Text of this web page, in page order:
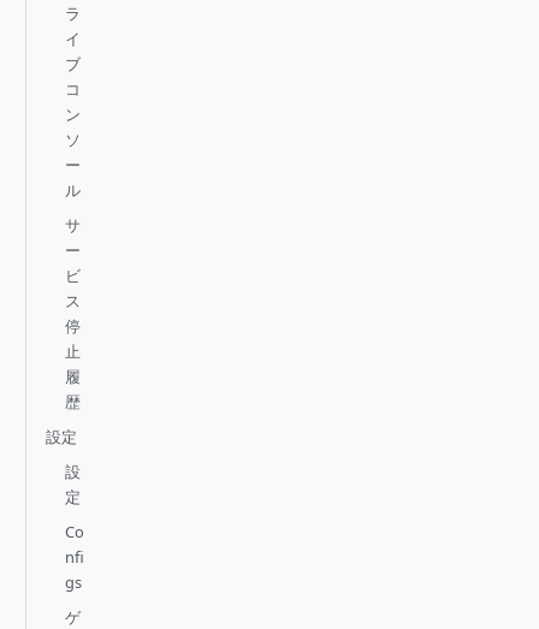
ラ
イ
ブ
コ
ン
ソ
ー
ル
サ
ー
ビ
ス
停
止
履
歴
設定
設
定
Co
nfi
gs
ゲ